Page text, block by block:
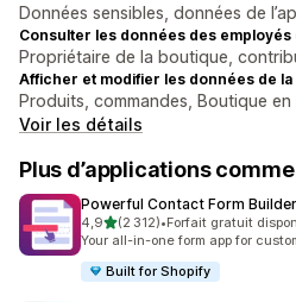
Données sensibles, données de
Consulter les données des
Propriétaire de la boutique,
Afficher et modifier les données de
Produits, commandes, Boutique en
Voir les détails
Plus d’applications
Powerful Contact Form Builder
4,9étoile(s) sur 5
(2 312)
2312 avis au total
•Forfait gratuit
Your all-in-one form app for
Built for Shopify